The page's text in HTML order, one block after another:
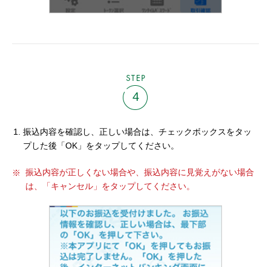
4
振込内容を確認し、正しい場合は、チェックボックスをタッ
プした後「OK」をタップしてください。
振込内容が正しくない場合や、振込内容に見覚えがない場合
は、「キャンセル」をタップしてください。